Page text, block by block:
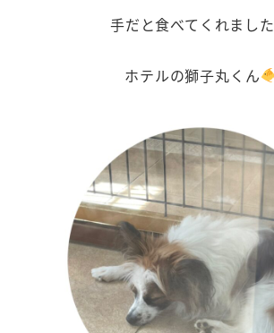
手だと食べてくれました
ホテルの獅子丸くん